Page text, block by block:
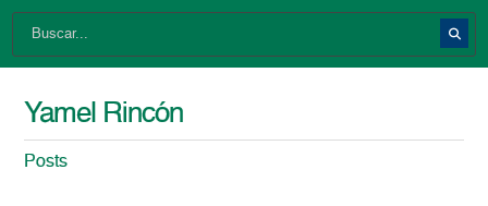
Yamel Rincón
Posts